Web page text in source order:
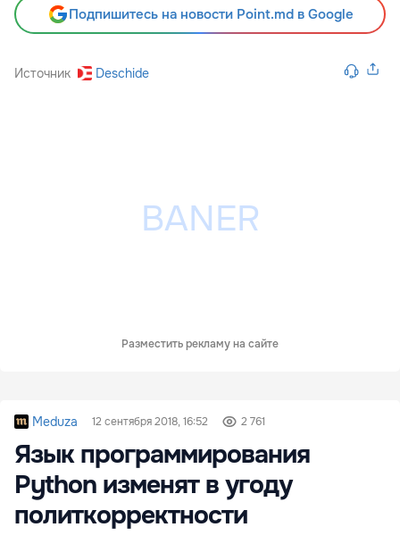
Подпишитесь на новости Point.md в Google
Источник Deschide
Разместить рекламу на сайте
Meduza 12 сентября 2018, 16:52 2 761
Язык программирования
Python изменят в угоду
политкорректности